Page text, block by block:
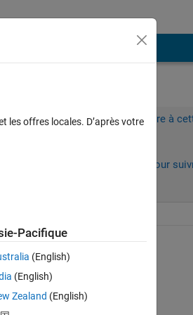
Connectez-vous pour répondre à
Connectez-vous pour
Niklas Kurz
le 9 Juil 2021
les offres locales. D’après votre
Pacifique
(English)
(English)
Zealand (English)